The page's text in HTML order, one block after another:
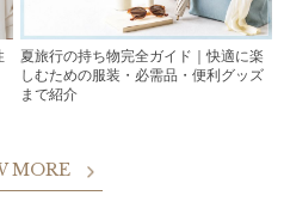
夏旅行の持ち物完全ガイド｜快適に楽
しむための服装・必需品・便利グッズ
まで紹介
MORE